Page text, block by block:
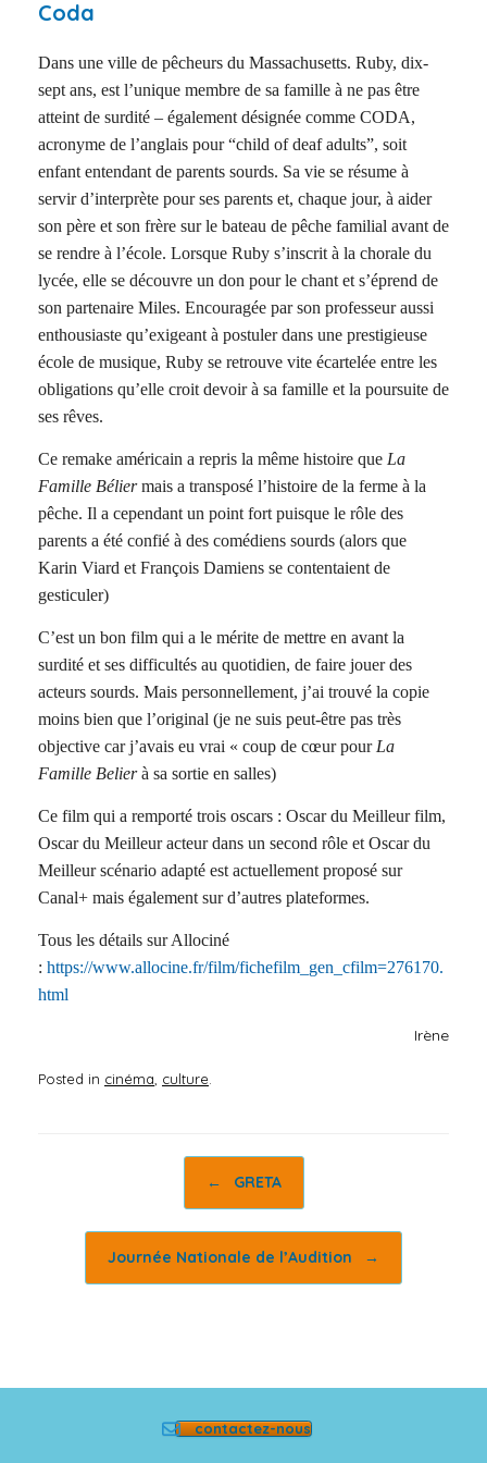
Coda
Dans une ville de pêcheurs du Massachusetts. Ruby, dix-
sept ans, est l’unique membre de sa famille à ne pas être
atteint de surdité – également désignée comme CODA,
acronyme de l’anglais pour “child of deaf adults”, soit
enfant entendant de parents sourds. Sa vie se résume à
servir d’interprète pour ses parents et, chaque jour, à aider
son père et son frère sur le bateau de pêche familial avant de
se rendre à l’école. Lorsque Ruby s’inscrit à la chorale du
lycée, elle se découvre un don pour le chant et s’éprend de
son partenaire Miles. Encouragée par son professeur aussi
enthousiaste qu’exigeant à postuler dans une prestigieuse
école de musique, Ruby se retrouve vite écartelée entre les
obligations qu’elle croit devoir à sa famille et la poursuite de
ses rêves.
Ce remake américain a repris la même histoire que La
Famille Béliermais a transposé l’histoire de la ferme à la
pêche. Il a cependant un point fort puisque le rôle des
parents a été confié à des comédiens sourds (alors que
Karin Viard et François Damiens se contentaient de
gesticuler)
C’est un bon film qui a le mérite de mettre en avant la
surdité et ses difficultés au quotidien, de faire jouer des
acteurs sourds. Mais personnellement, j’ai trouvé la copie
moins bien que l’original (je ne suis peut-être pas très
objective car j’avais eu vrai « coup de cœur pour La
Famille Belierà sa sortie en salles)
Ce film qui a remporté trois oscars : Oscar du Meilleur film,
Oscar du Meilleur acteur dans un second rôle et Oscar du
Meilleur scénario adapté est actuellement proposé sur
Canal+ mais également sur d’autres plateformes.
Tous les détails sur Allociné
: https://www.allocine.fr/film/fichefilm_gen_cfilm=276170.
html
Irène
Posted in cinéma culture
← GRETA
Journée Nationale de l’Audition →
contactez-nous